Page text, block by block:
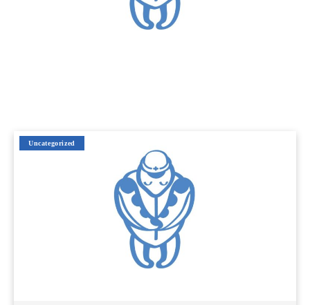
Uncategorized